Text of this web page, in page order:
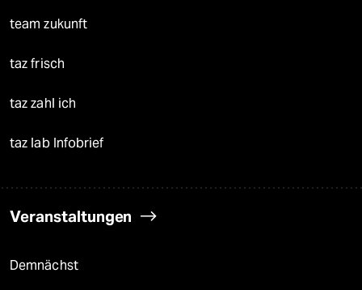
team zukunft
taz frisch
taz zahl ich
taz lab Infobrief
Veranstaltungen
Demnächst